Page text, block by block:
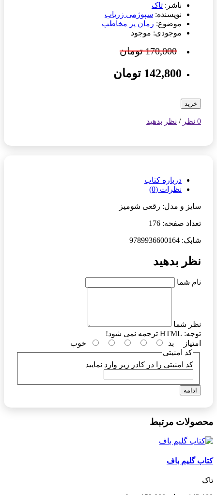
ناشر: تاک
نویسنده: سپوژمی زریاب
موضوع: رمان پر مخاطب
موجودی: موجود
170,000 تومان
142,800 تومان
خرید
0 نظر / نظر بدهید
درباره کتاب
نظرات (0)
سایز و مدل: رقعی شومیز
تعداد صفحه: 176
شابک: 9789936600164
نظر بدهید
نام شما
نظر شما
توجه:
امتیاز
بد
خوب
کد امنیتی
کد امنیتی را در کادر زیر وارد نمایید
ادامه
محصولات مرتبط
کتاب گلیم باف
تاک